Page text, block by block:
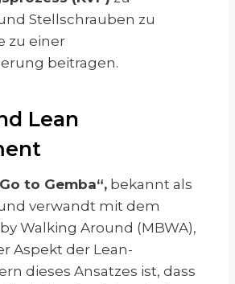
Stellschrauben zu
zu einer
beitragen.
Lean
to Gemba“, bekannt als
verwandt mit dem
Walking Around (MBWA),
Aspekt der Lean-
dieses Ansatzes ist, dass